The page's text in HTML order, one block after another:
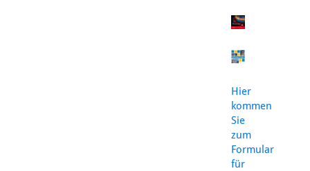
Hier
kommen
Sie
zum
Formular
für